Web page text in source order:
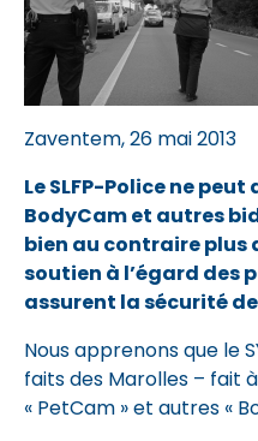
Zaventem, 26 mai 2013
Le SLFP-Police ne
BodyCam et autres
bien au contraire plus
soutien à l’égard des
assurent la sécurité
Nous apprenons que le
faits des Marolles – fait
« PetCam » et autres «